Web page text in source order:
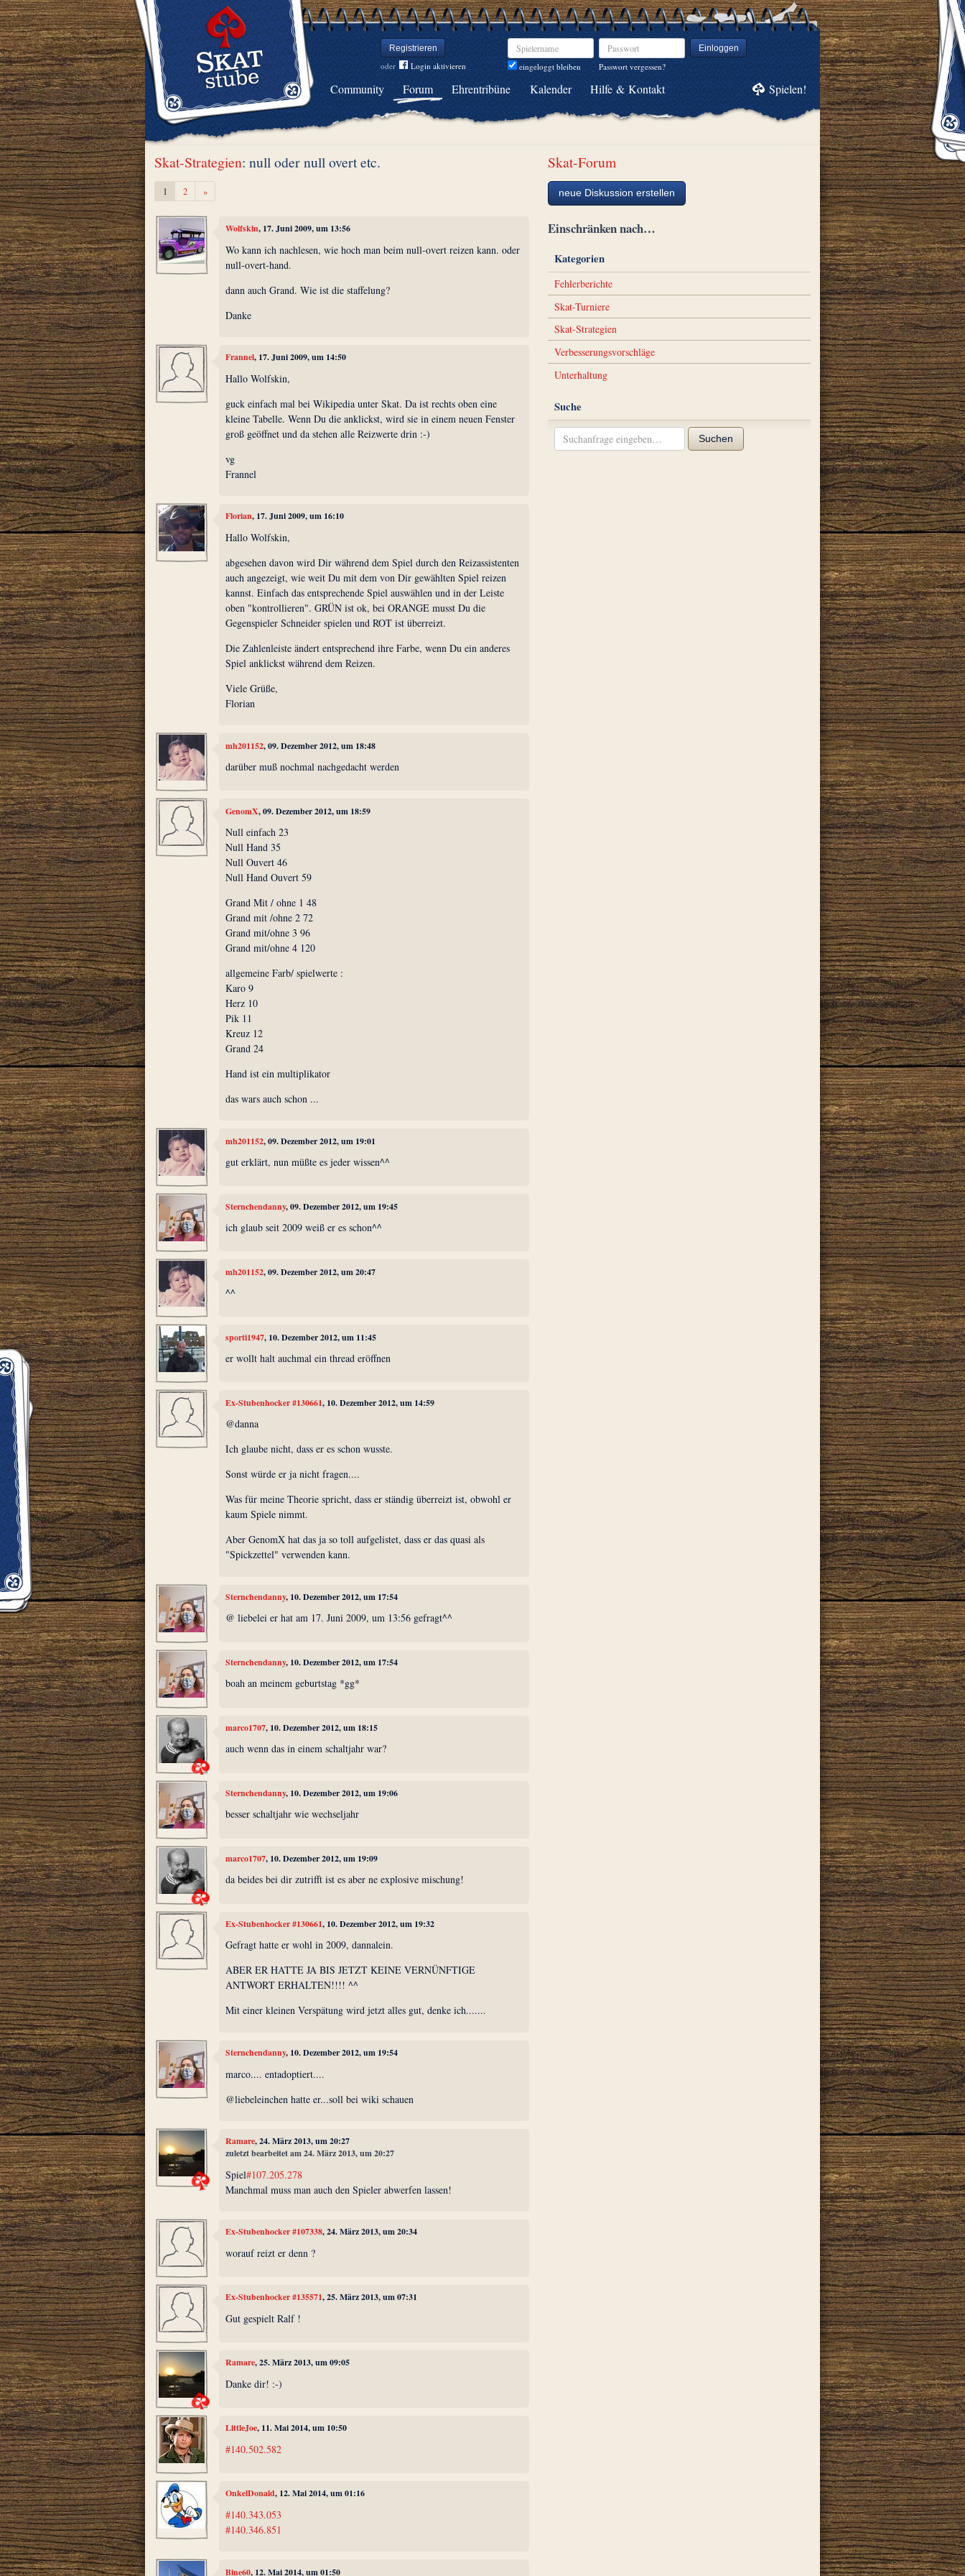
Registrieren
oder Login aktivieren
Spielername
eingeloggt bleiben
Passwort Einloggen
Passwort vergessen?
Community Forum Ehrentribüne Kalender Hilfe & Kontakt Spielen!
Skat-Strategien: null oder null overt etc.
1 2 »Weiter
Wolfskin, 17. Juni 2009, um 13:56
Wo kann ich nachlesen, wie hoch man beim null-overt reizen kann. oder
null-overt-hand.
dann auch Grand. Wie ist die staffelung?
Danke
Frannel, 17. Juni 2009, um 14:50
Hallo Wolfskin,
guck einfach mal bei Wikipedia unter Skat. Da ist rechts oben eine
kleine Tabelle. Wenn Du die anklickst, wird sie in einem neuen Fenster
groß geöffnet und da stehen alle Reizwerte drin :-)
vg
Frannel
Florian, 17. Juni 2009, um 16:10
Hallo Wolfskin,
abgesehen davon wird Dir während dem Spiel durch den Reizassistenten
auch angezeigt, wie weit Du mit dem von Dir gewählten Spiel reizen
kannst. Einfach das entsprechende Spiel auswählen und in der Leiste
oben "kontrollieren". GRÜN ist ok, bei ORANGE musst Du die
Gegenspieler Schneider spielen und ROT ist überreizt.
Die Zahlenleiste ändert entsprechend ihre Farbe, wenn Du ein anderes
Spiel anklickst während dem Reizen.
Viele Grüße,
Florian
mh201152, 09. Dezember 2012, um 18:48
darüber muß nochmal nachgedacht werden
GenomX, 09. Dezember 2012, um 18:59
Null einfach 23
Null Hand 35
Null Ouvert 46
Null Hand Ouvert 59
Grand Mit / ohne 1 48
Grand mit /ohne 2 72
Grand mit/ohne 3 96
Grand mit/ohne 4 120
allgemeine Farb/ spielwerte :
Karo 9
Herz 10
Pik 11
Kreuz 12
Grand 24
Hand ist ein multiplikator
das wars auch schon ...
mh201152, 09. Dezember 2012, um 19:01
gut erklärt, nun müßte es jeder wissen^^
Sternchendanny, 09. Dezember 2012, um 19:45
ich glaub seit 2009 weiß er es schon^^
mh201152, 09. Dezember 2012, um 20:47
^^
sporti1947, 10. Dezember 2012, um 11:45
er wollt halt auchmal ein thread eröffnen
Ex-Stubenhocker #130661, 10. Dezember 2012, um 14:59
@danna
Ich glaube nicht, dass er es schon wusste.
Sonst würde er ja nicht fragen....
Was für meine Theorie spricht, dass er ständig überreizt ist, obwohl er
kaum Spiele nimmt.
Aber GenomX hat das ja so toll aufgelistet, dass er das quasi als
"Spickzettel" verwenden kann.
Sternchendanny, 10. Dezember 2012, um 17:54
@ liebelei er hat am 17. Juni 2009, um 13:56 gefragt^^
Sternchendanny, 10. Dezember 2012, um 17:54
boah an meinem geburtstag *gg*
marco1707, 10. Dezember 2012, um 18:15
auch wenn das in einem schaltjahr war?
Sternchendanny, 10. Dezember 2012, um 19:06
besser schaltjahr wie wechseljahr
marco1707, 10. Dezember 2012, um 19:09
da beides bei dir zutrifft ist es aber ne explosive mischung!
Ex-Stubenhocker #130661, 10. Dezember 2012, um 19:32
Gefragt hatte er wohl in 2009, dannalein.
ABER ER HATTE JA BIS JETZT KEINE VERNÜNFTIGE
ANTWORT ERHALTEN!!!! ^^
Mit einer kleinen Verspätung wird jetzt alles gut, denke ich.......
Sternchendanny, 10. Dezember 2012, um 19:54
marco.... entadoptiert....
@liebeleinchen hatte er...soll bei wiki schauen
Ramare, 24. März 2013, um 20:27
zuletzt bearbeitet am 24. März 2013, um 20:27
Spiel#107.205.278
Manchmal muss man auch den Spieler abwerfen lassen!
Ex-Stubenhocker #107338, 24. März 2013, um 20:34
worauf reizt er denn ?
Ex-Stubenhocker #135571, 25. März 2013, um 07:31
Gut gespielt Ralf !
Ramare, 25. März 2013, um 09:05
Danke dir! :-)
LittleJoe, 11. Mai 2014, um 10:50
#140.502.582
OnkelDonald, 12. Mai 2014, um 01:16
#140.343.053
#140.346.851
Bine60, 12. Mai 2014, um 01:50
Skat-Forum
neue Diskussion erstellen
Einschränken nach…
Kategorien
Fehlerberichte
Skat-Turniere
Skat-Strategien
Verbesserungsvorschläge
Unterhaltung
Suche
Suchen